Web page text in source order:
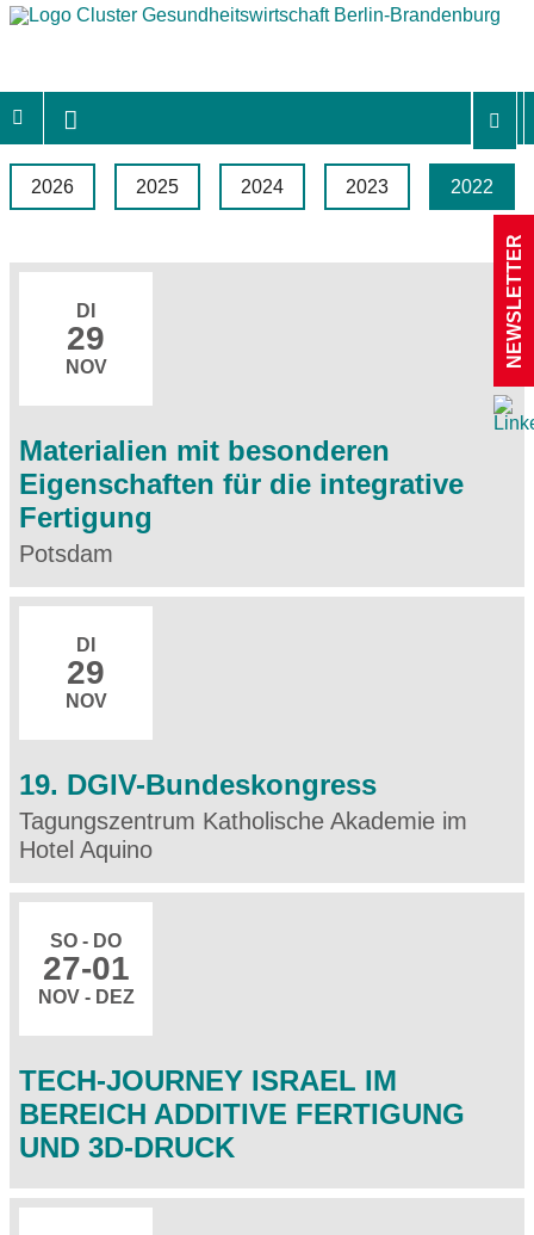
2026 2025 2024 2023 2022
DI
29
NOV
Materialien mit besonderen
Eigenschaften für die integrative
Fertigung
Potsdam
DI
29
NOV
19. DGIV-Bundeskongress
Tagungszentrum Katholische Akademie im
Hotel Aquino
SO - DO
27-01
NOV - DEZ
TECH-JOURNEY ISRAEL IM
BEREICH ADDITIVE FERTIGUNG
UND 3D-DRUCK
NEWSLETTER